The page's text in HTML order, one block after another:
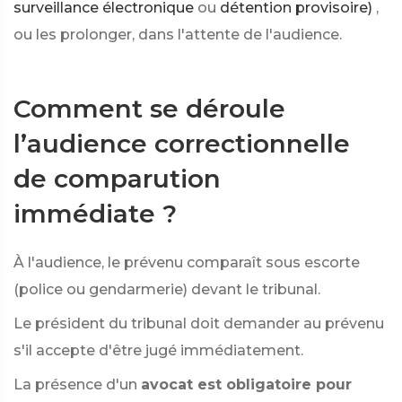
surveillance électronique ou détention provisoire) ,
ou les prolonger, dans l'attente de l'audience.
Comment se déroule
l’audience correctionnelle
de comparution
immédiate ?
À l'audience, le prévenu comparaît sous escorte
(police ou gendarmerie) devant le tribunal.
Le président du tribunal doit demander au prévenu
s'il accepte d'être jugé immédiatement.
La présence d'un avocat est obligatoire pour